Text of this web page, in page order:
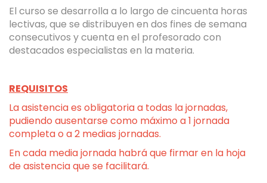
El curso se desarrolla a lo largo de cincuenta horas
lectivas, que se distribuyen en dos fines de semana
consecutivos y cuenta en el profesorado con
destacados especialistas en la materia.
REQUISITOS
La asistencia es obligatoria a todas la jornadas,
pudiendo ausentarse como máximo a 1 jornada
completa o a 2 medias jornadas.
En cada media jornada habrá que firmar en la hoja
de asistencia que se facilitará.